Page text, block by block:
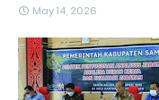
May 14, 2026